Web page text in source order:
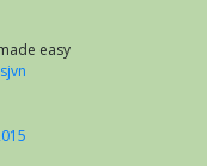
easy